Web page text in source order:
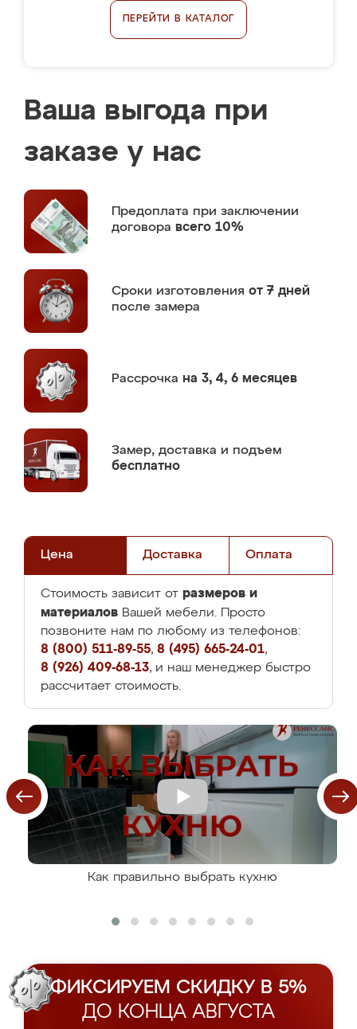
ПЕРЕЙТИ В КАТАЛОГ
Ваша выгода при
заказе у нас
Предоплата при заключении
договора всего 10%
Сроки изготовления от 7 дней
после замера
Рассрочка на 3, 4, 6 месяцев
Замер, доставка и подъем
бесплатно
Цена Доставка Оплата
Стоимость зависит от размеров и
материалов Вашей мебели. Просто
позвоните нам по любому из телефонов:
8 (800) 511-89-55, 8 (495) 665-24-01,
8 (926) 409-68-13, и наш менеджер быстро
рассчитает стоимость.
Как правильно выбрать кухню
ФИКСИРУЕМ СКИДКУ В 5%
ДО КОНЦА АВГУСТА